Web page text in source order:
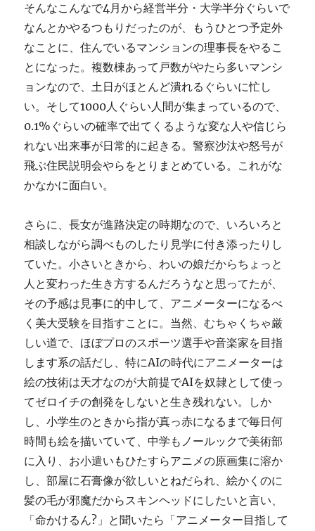
そんなこんなで4月から経営半分・大学半分ぐらいで
なんとかやるつもりだったのが、もうひとつ予定外
なことに、住んでいるマンションの理事長をやるこ
とになった。複数棟あって戸数がやたら多いマンシ
ョンなので、土日がほとんど潰れるぐらいに忙し
い。そして1000人ぐらい人間が集まっているので、
0.1%ぐらいの確率で出てくるような変な人や信じら
れない出来事が日常的に起きる。警察沙汰や怒号が
飛ぶ住民説明会やらをとりまとめている。これがな
かなかに面白い。
さらに、長女が進路決定の時期なので、いろいろと
相談しながら調べものしたり見学に付き添ったりし
ていた。小さいときから、わいの娘だからちょっと
人と変わった生き方するんだろうなと思ってたが、
その予感は見事に的中して、アニメーターになるべ
く美大受験を目指すことに。当然、むちゃくちゃ厳
しい道で、ほぼプロのスポーツ選手や音楽家を目指
します系の話だし、特にAIの時代にアニメーターは
絵の技術は天才なのが大前提でAIを奴隷として使っ
てゼロイチの創発をしないと生き残れない。しか
し、小学生のときから指が真っ赤になるまで毎日何
時間も絵を描いていて、中学もノールックで美術部
に入り、お小遣いもひたすらアニメの原画集に溶か
し、部屋に石膏像が欲しいとねだられ、絵かくのに
髪の毛が邪魔だからスキンヘッドにしたいと言い、
「命かけるん?」と聞いたら「アニメーター目指して